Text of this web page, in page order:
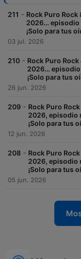
211 - Rock Puro
2026… episodio
¡Solo para tus
03 jul. 2026
210 - Rock Puro
2026… episodio
¡Solo para tus
26 jun. 2026
209 - Rock Puro
2026, episodio
¡Solo para tus
12 jun. 2026
208 - Rock Puro
2026, episodio
¡Solo para tus
05 jun. 2026